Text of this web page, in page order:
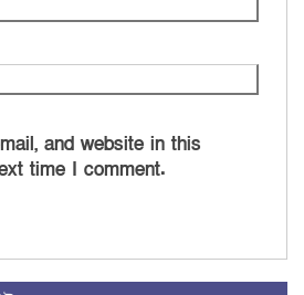
and website in this
time I comment.